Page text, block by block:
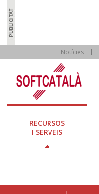
Notícies
RECURSOS
I SERVEIS